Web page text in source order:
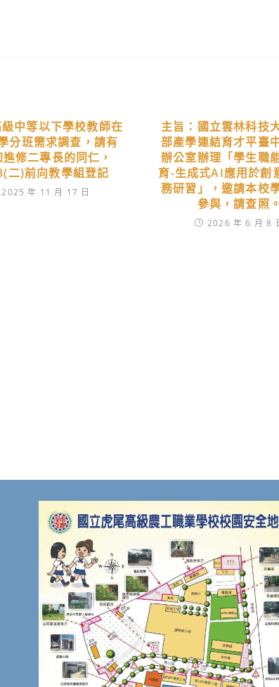
中等以下學校教師在
分班需求調查，請有
修二專長的同仁，
二)前向教學組登記
2025 年 11 月 17 日
主旨：國立雲林科技
部產學連結育才平臺
辦公室辦理「學生職
育-生成式AI應用於創
務研習」，邀請本校
參與，請查照。
2026 年 6 月 8